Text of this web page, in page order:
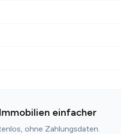
einfacher
ohne Zahlungsdaten.